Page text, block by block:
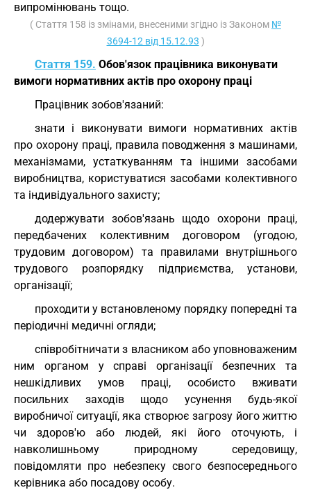
випромінювань тощо.
( Стаття 158 із змінами, внесеними згідно із Законом №
3694-12 від 15.12.93 )
Стаття 159. Обов'язок працівника виконувати
вимоги нормативних актів про охорону праці
Працівник зобов'язаний:
знати і виконувати вимоги нормативних актів
про охорону праці, правила поводження з машинами,
механізмами, устаткуванням та іншими засобами
виробництва, користуватися засобами колективного
та індивідуального захисту;
додержувати зобов'язань щодо охорони праці,
передбачених колективним договором (угодою,
трудовим договором) та правилами внутрішнього
трудового розпорядку підприємства, установи,
організації;
проходити у встановленому порядку попередні та
періодичні медичні огляди;
співробітничати з власником або уповноваженим
ним органом у справі організації безпечних та
нешкідливих умов праці, особисто вживати
посильних заходів щодо усунення будь-якої
виробничої ситуації, яка створює загрозу його життю
чи здоров'ю або людей, які його оточують, і
навколишньому природному середовищу,
повідомляти про небезпеку свого безпосереднього
керівника або посадову особу.